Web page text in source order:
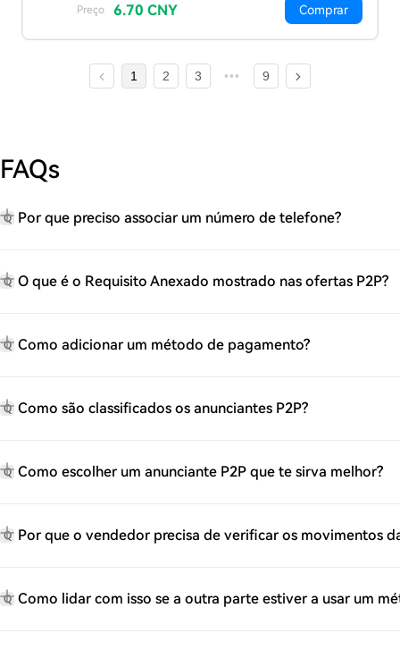
Preço 6.70 CNY Comprar
1 2 3 9
FAQs
Q Por que preciso associar um número de telefone?
Q O que é o Requisito Anexado mostrado nas ofertas P2P?
Q Como adicionar um método de pagamento?
Q Como são classificados os anunciantes P2P?
Q Como escolher um anunciante P2P que te sirva melhor?
Q Por que o vendedor precisa de verificar os movimentos
Q Como lidar com isso se a outra parte estiver a usar um